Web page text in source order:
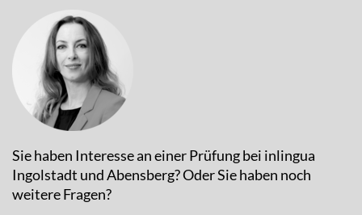
Sie haben Interesse an einer Prüfung bei inlingua
Ingolstadt und Abensberg? Oder Sie haben noch
weitere Fragen?